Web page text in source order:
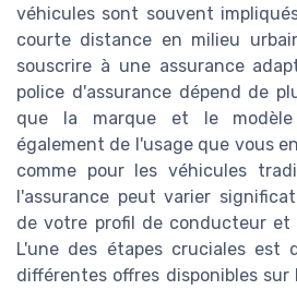
véhicules sont souvent
courte distance en milieu
souscrire à une assurance
police d'assurance dépend de
que la marque et le
également de l'usage que vous
comme pour les véhicules
l'assurance peut varier
de votre profil de conducteur et
L'une des étapes cruciales est
différentes offres disponibles sur